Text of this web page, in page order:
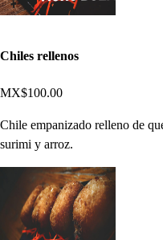
Chiles rellenos
MX$100.00
Chile empanizado relleno de
surimi y arroz.